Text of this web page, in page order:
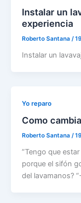
Instalar un
experiencia
Roberto Santana/
Instalar un
Yo reparo
Como
Roberto Santana/
”Tengo que
porque el sifón
del lavamanos?